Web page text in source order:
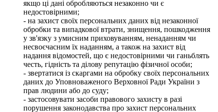
якщо ці дані обробляються незаконно чи є
недостовірними;
- на захист своїх персональних даних від незаконної
обробки та випадкової втрати, знищення, пошкодження
у зв'язку з умисним приховуванням, ненаданням чи
несвоєчасним їх наданням, а також на захист від
надання відомостей, що є недостовірними чи ганьблять
честь, гідність та ділову репутацію фізичної особи;
- звертатися із скаргами на обробку своїх персональних
даних до Уповноваженого Верховної Ради України з
прав людини або до суду;
- застосовувати засоби правового захисту в разі
порушення законодавства про захист персональних